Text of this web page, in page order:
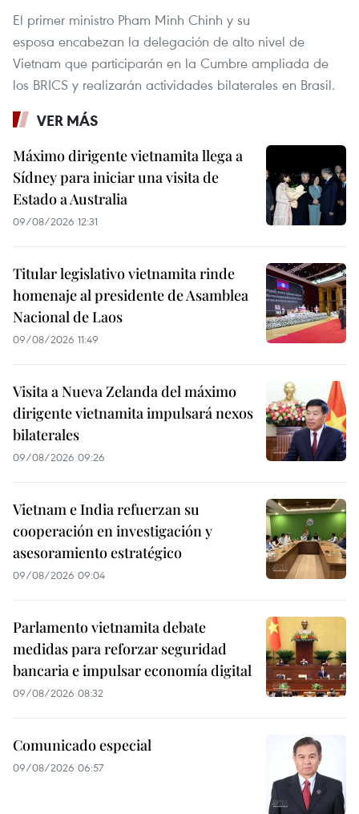
El primer ministro Pham Minh Chinh y su
esposa encabezan la delegación de alto nivel de
Vietnam que participarán en la Cumbre ampliada de
los BRICS y realizarán actividades bilaterales en Brasil.
VER MÁS
Máximo dirigente vietnamita llega a
Sídney para iniciar una visita de
Estado a Australia
09/08/2026 12:31
Titular legislativo vietnamita rinde
homenaje al presidente de Asamblea
Nacional de Laos
09/08/2026 11:49
Visita a Nueva Zelanda del máximo
dirigente vietnamita impulsará nexos
bilaterales
09/08/2026 09:26
Vietnam e India refuerzan su
cooperación en investigación y
asesoramiento estratégico
09/08/2026 09:04
Parlamento vietnamita debate
medidas para reforzar seguridad
bancaria e impulsar economía digital
09/08/2026 08:32
Comunicado especial
09/08/2026 06:57